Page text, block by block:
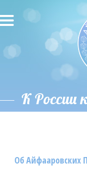
О песнях
Исполнители
Новости
К России
Об Айфааровских